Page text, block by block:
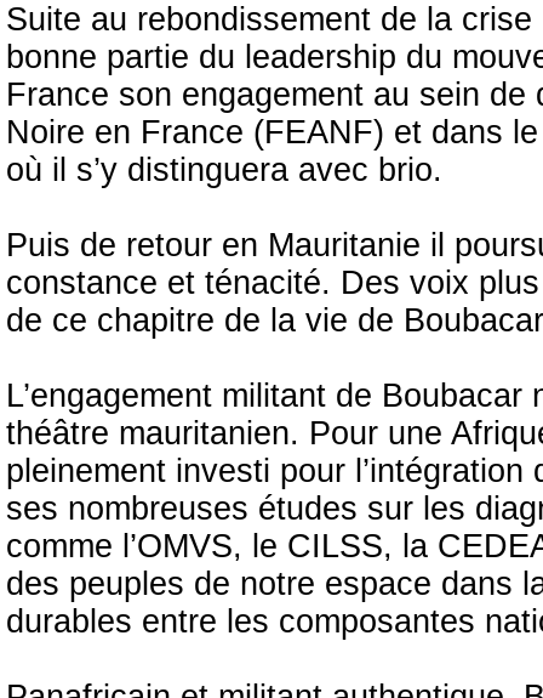
Suite au rebondissement de la crise
bonne partie du leadership du
France son engagement au sein de
Noire en France (FEANF) et dans
où il s’y distinguera avec brio.
Puis de retour en Mauritanie il
constance et ténacité. Des voix
de ce chapitre de la vie de
L’engagement militant de Boubacar
théâtre mauritanien. Pour une
pleinement investi pour
ses nombreuses études sur les
comme l’OMVS, le CILSS, la
des peuples de notre espace dans
durables entre les composantes